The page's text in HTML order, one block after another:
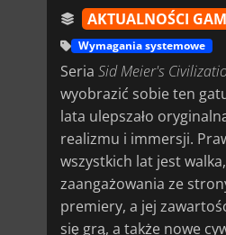
AKTUALNOŚCI
Wymagania systemowe
Seria Sid Meier's
wyobrazić sobie ten
lata ulepszało
realizmu i immersji.
wszystkich lat jest
zaangażowania ze
premiery, a jej
się grą, a także nowe